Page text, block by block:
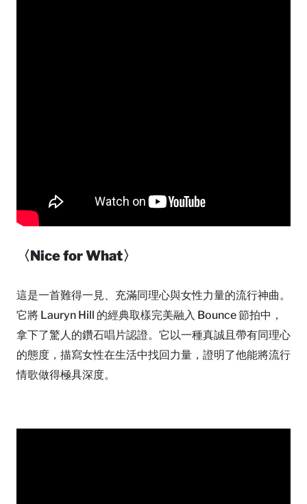
〈Nice for What〉
這是一首難得一見、充滿同理心與女性力量的流行神曲。
它將 Lauryn Hill 的經典取樣完美融入 Bounce 節拍中，
拿下了驚人的鑽石唱片認證。它以一種真誠且帶有同理心
的態度，描寫女性在生活中找回力量，證明了他能將流行
情歌做得極具深度。